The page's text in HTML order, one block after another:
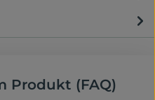
Produkt (FAQ)